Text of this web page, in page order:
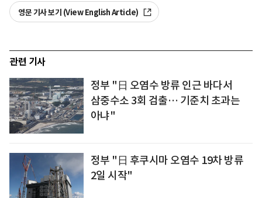
영문 기사 보기 (View English Article)
관련 기사
정부 "日 오염수 방류 인근 바다서
삼중수소 3회 검출… 기준치 초과는
아냐"
정부 "日 후쿠시마 오염수 19차 방류
2일 시작"